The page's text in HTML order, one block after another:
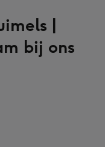
|
bij ons